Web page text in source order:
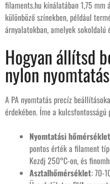
filaments.hu kínálatában 1,75
különböző színekben, például
árnyalatokban, amelyek
Hogyan állítsd
nylon
A PA nyomtatás precíz
érdekében. Íme a kulcsfontosságú
Nyomtatási hőmérséklet
pontos érték a filament
Kezdj 250°C-on, és
Asztalhőmérséklet: 70-